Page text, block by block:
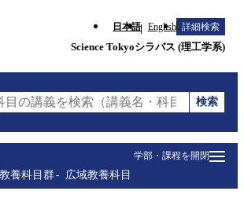
日本語 English 詳細検索
Science Tokyoシラバス (理工学系)
目の講義を検索（講義名・科目コード・担
検索
学部・課程を開閉
教養科目群 広域教養科目